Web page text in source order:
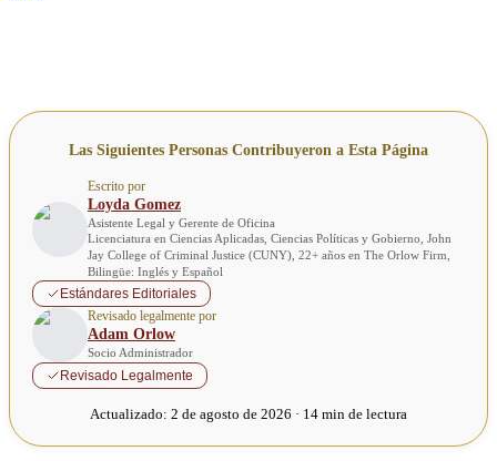
Las Siguientes Personas Contribuyeron a Esta Página
Escrito por
Loyda Gomez
Asistente Legal y Gerente de Oficina
Licenciatura en Ciencias Aplicadas, Ciencias Políticas y Gobierno, John
Jay College of Criminal Justice (CUNY), 22+ años en The Orlow Firm,
Bilingüe: Inglés y Español
Estándares Editoriales
Revisado legalmente por
Adam Orlow
Socio Administrador
Revisado Legalmente
Actualizado: 2 de agosto de 2026 · 14 min de lectura